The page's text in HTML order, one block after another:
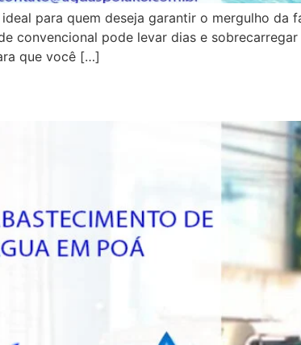
para quem deseja garantir o mergulho
convencional pode levar dias e
que você […]